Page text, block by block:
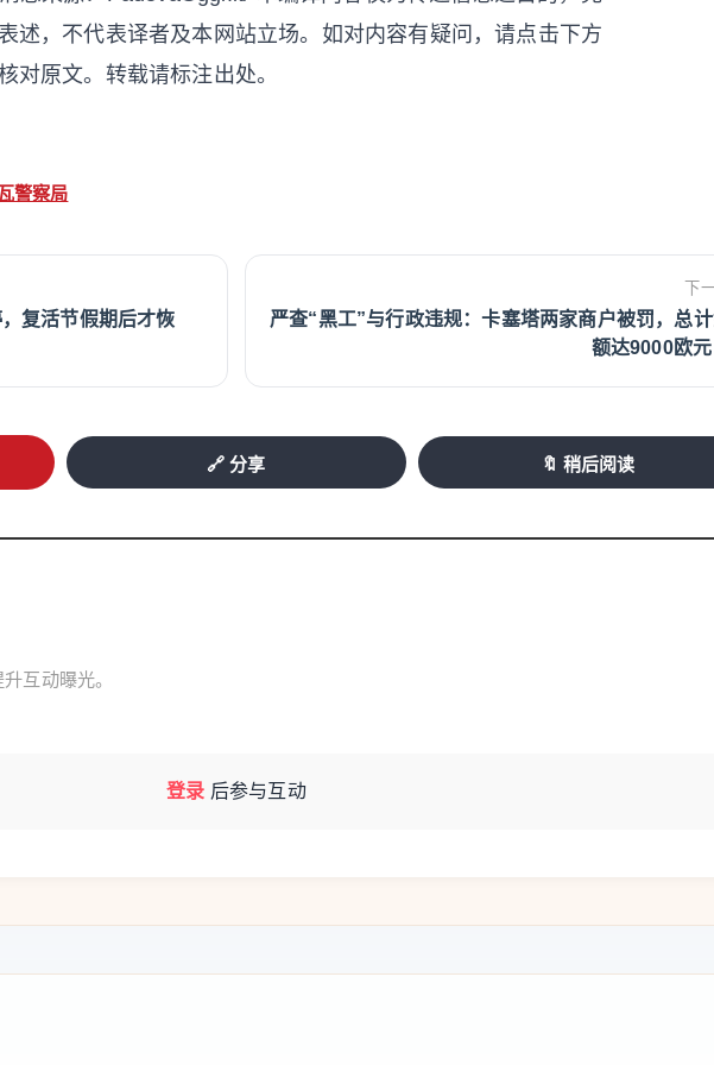
述，不代表译者及本网站立场。如对内容有疑问，请点击下方
对原文。转载请标注出处。
警察局
复活节假期后才恢
下
严查“黑工”与行政违规：卡塞塔两家商户被罚，总
额达9000欧元
🔗 分享 🔖 稍后阅读
互动曝光。
登录 后参与互动